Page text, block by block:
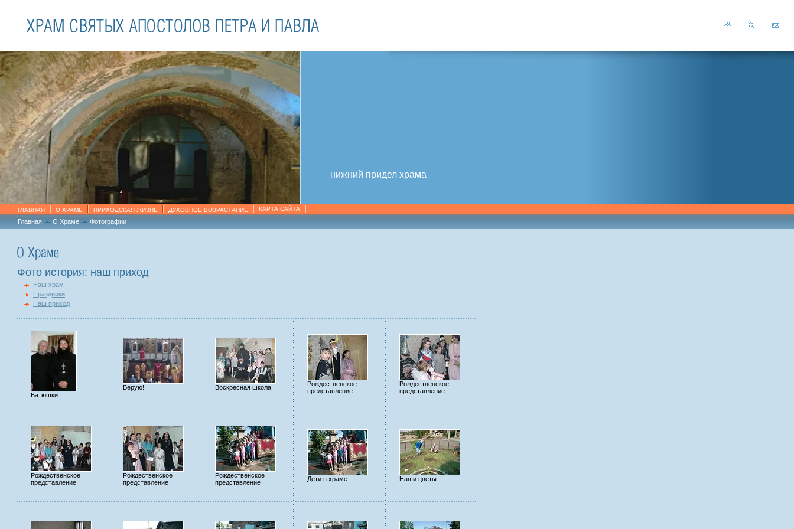
нижний придел храма
ГЛАВНАЯ О ХРАМЕ ПРИХОДСКАЯ ЖИЗНЬ ДУХОВНОЕ ВОЗРАСТАНИЕ КАРТА САЙТА
Главная О Храме Фотографии
Фото история: наш приход
Наш храм
Праздники
Наш приход
Батюшки
Верую!.. Воскресная школа
Рождественское
представление
Рождественское
представление
Рождественское
представление
Рождественское
представление
Рождественское
представление
Дети в храме Наши цветы